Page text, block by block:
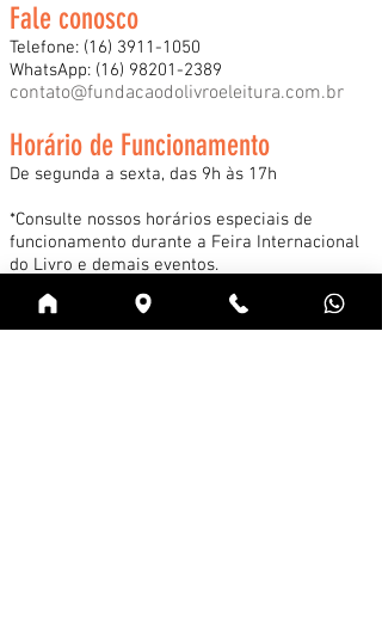
Fale conosco
Telefone: (16) 3911-1050
WhatsApp: (16) 98201-2389
contato@fundacaodolivroeleitura.com.br
Horário de Funcionamento
De segunda a sexta, das 9h às 17h
*Consulte nossos horários especiais de
funcionamento durante a Feira Internacional
do Livro e demais eventos.